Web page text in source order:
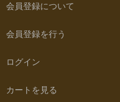
会員登録について
会員登録を行う
ログイン
カートを見る